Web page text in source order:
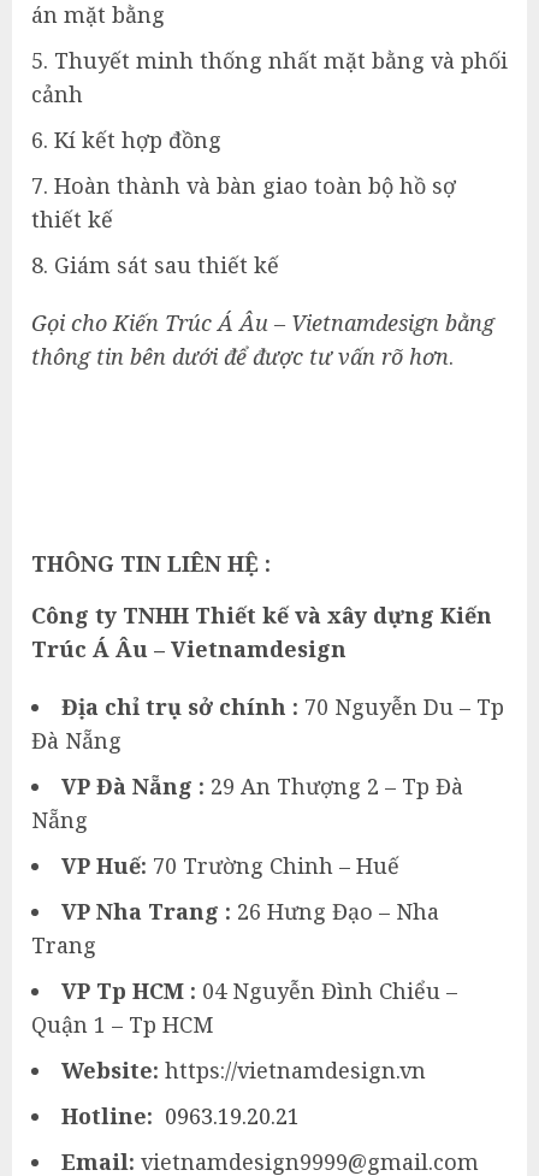
án mặt bằng
Thuyết minh thống nhất mặt bằng và phối
cảnh
Kí kết hợp đồng
Hoàn thành và bàn giao toàn bộ hồ sợ
thiết kế
Giám sát sau thiết kế
Gọi cho Kiến Trúc Á Âu – Vietnamdesign bằng
thông tin bên dưới để được tư vấn rõ hơn.
THÔNG TIN LIÊN HỆ :
Công ty TNHH Thiết kế và xây dựng Kiến
Trúc Á Âu – Vietnamdesign
Địa chỉ trụ sở chính : 70 Nguyễn Du – Tp
Đà Nẵng
VP Đà Nẵng : 29 An Thượng 2 – Tp Đà
Nẵng
VP Huế: 70 Trường Chinh – Huế
VP Nha Trang : 26 Hưng Đạo – Nha
Trang
VP Tp HCM : 04 Nguyễn Đình Chiểu –
Quận 1 – Tp HCM
Website: https://vietnamdesign.vn
Hotline: 0963.19.20.21
Email: vietnamdesign9999@gmail.com